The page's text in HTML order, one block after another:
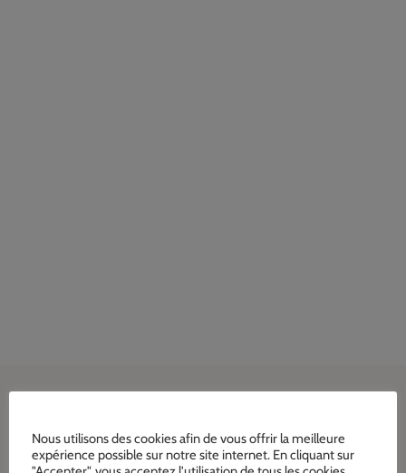
Nous utilisons des cookies afin de vous offrir la meilleure
expérience possible sur notre site internet. En cliquant sur